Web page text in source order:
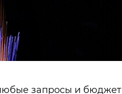
запросы и бюджет